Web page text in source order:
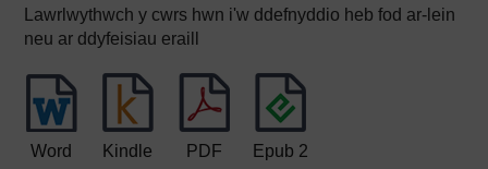
Lawrlwythwch y cwrs hwn i'w ddefnyddio heb fod ar-lein
neu ar ddyfeisiau eraill
Word Kindle PDF
Epub 2